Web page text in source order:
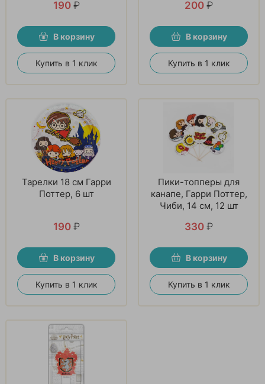
190 ₽
В корзину
Купить в 1 клик
200 ₽
В корзину
Купить в 1 клик
Тарелки 18 см Гарри
Поттер, 6 шт
190 ₽
В корзину
Купить в 1 клик
Пики-топперы для
канапе, Гарри Поттер,
Чиби, 14 см, 12 шт
330 ₽
В корзину
Купить в 1 клик